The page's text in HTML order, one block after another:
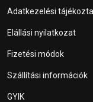
Adatkezelési
Elállási nyilatkozat
Fizetési módok
Szállítási információk
GYIK